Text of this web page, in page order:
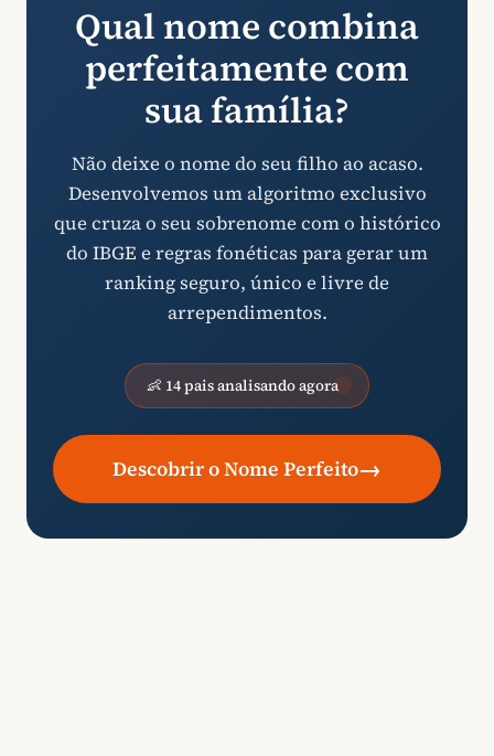
Qual nome combina
perfeitamente com
sua família?
Não deixe o nome do seu filho ao acaso.
Desenvolvemos um algoritmo exclusivo
que cruza o seu sobrenome com o histórico
do IBGE e regras fonéticas para gerar um
ranking seguro, único e livre de
arrependimentos.
👶 14 pais analisando agora
Descobrir o Nome Perfeito→